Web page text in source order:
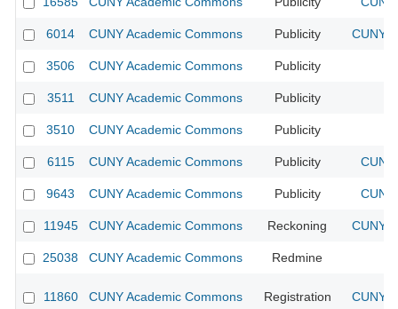
6014 CUNY Academic Commons Publicity CUNY
3506 CUNY Academic Commons Publicity
3511 CUNY Academic Commons Publicity
3510 CUNY Academic Commons Publicity
6115 CUNY Academic Commons Publicity
9643 CUNY Academic Commons Publicity
11945 CUNY Academic Commons Reckoning CUNY
25038 CUNY Academic Commons Redmine
11860 CUNY Academic Commons Registration CUNY